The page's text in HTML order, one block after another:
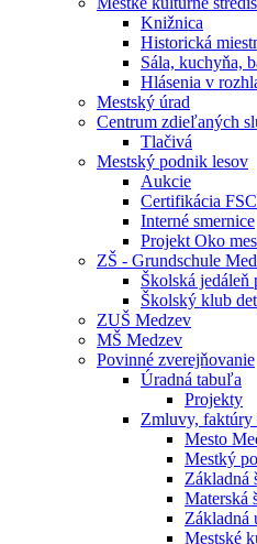
Knižnica
Historická
Sála, kuchyňa,
Hlásenia v
Mestský úrad
Centrum zdieľaných
Tlačivá
Mestský podnik lesov
Aukcie
Certifikácia
Interné smernice
Projekt Oko
ZŠ - Grundschule
Školská jedáleň
Školský klub
ZUŠ Medzev
MŠ Medzev
Povinné zverejňovanie
Úradná tabuľa
Projekty
Zmluvy, faktúry
Mesto
Mestký
Základná
Materská
Základná
Mestské